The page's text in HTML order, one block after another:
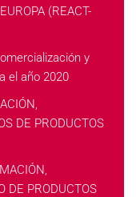
(REACT-
y
el año 2020
DE PRODUCTOS
DE PRODUCTOS